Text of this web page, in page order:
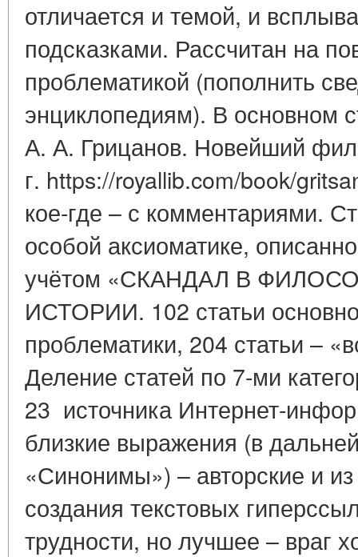
отличается и темой, и
подсказками. Рассчитан на
проблематикой (пополнить
энциклопедиям). В основном
А. А. Грицанов. Новейший
г. https://royallib.com/book/
кое-где – с комментариями.
особой аксиоматике,
учётом «СКАНДАЛ В
ИСТОРИИ. 102 статьи
проблематики, 204 статьи –
Деление статей по 7-ми
23 источника Интернет-
близкие выражения (в
«Синонимы») – авторские и
создания текстовых
трудности, но лучшее – враг